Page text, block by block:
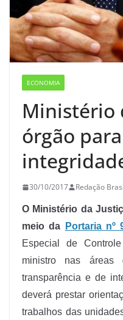
ECONOMIA
Ministério
órgão
30/10/2017 Redação
O Ministério da
meio da
Portaria nº
Especial de
ministro nas
transparência e de
deverá prestar
trabalhos das